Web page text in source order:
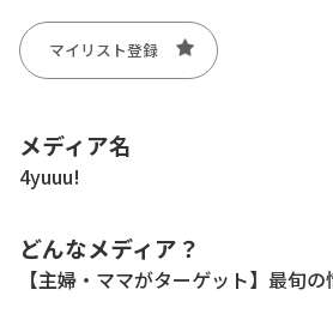
マイリスト登録
メディア名
4yuuu!
どんなメディア？
【主婦・ママがターゲット】最旬の